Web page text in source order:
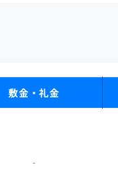
敷金・礼金
-